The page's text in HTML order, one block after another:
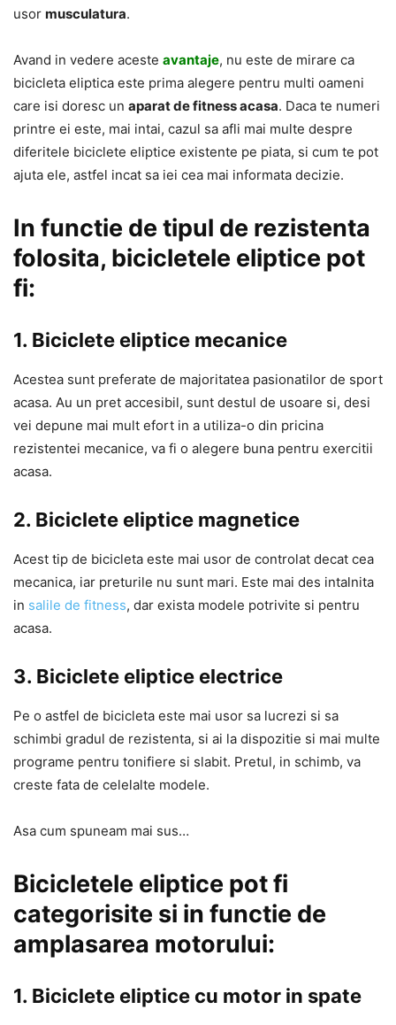
usor musculatura.
Avand in vedere aceste avantaje, nu este de mirare ca
bicicleta eliptica este prima alegere pentru multi oameni
care isi doresc un aparat de fitness acasa. Daca te numeri
printre ei este, mai intai, cazul sa afli mai multe despre
diferitele biciclete eliptice existente pe piata, si cum te pot
ajuta ele, astfel incat sa iei cea mai informata decizie.
In functie de tipul de rezistenta
folosita, bicicletele eliptice pot
fi:
1. Biciclete eliptice mecanice
Acestea sunt preferate de majoritatea pasionatilor de sport
acasa. Au un pret accesibil, sunt destul de usoare si, desi
vei depune mai mult efort in a utiliza-o din pricina
rezistentei mecanice, va fi o alegere buna pentru exercitii
acasa.
2. Biciclete eliptice magnetice
Acest tip de bicicleta este mai usor de controlat decat cea
mecanica, iar preturile nu sunt mari. Este mai des intalnita
in salile de fitness, dar exista modele potrivite si pentru
acasa.
3. Biciclete eliptice electrice
Pe o astfel de bicicleta este mai usor sa lucrezi si sa
schimbi gradul de rezistenta, si ai la dispozitie si mai multe
programe pentru tonifiere si slabit. Pretul, in schimb, va
creste fata de celelalte modele.
Asa cum spuneam mai sus…
Bicicletele eliptice pot fi
categorisite si in functie de
amplasarea motorului:
1. Biciclete eliptice cu motor in spate